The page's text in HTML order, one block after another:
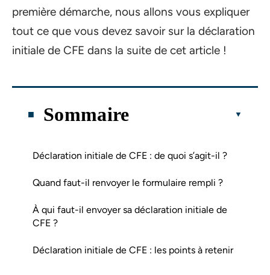
première démarche, nous allons vous expliquer
tout ce que vous devez savoir sur la déclaration
initiale de CFE dans la suite de cet article !
Sommaire
Déclaration initiale de CFE : de quoi s’agit-il ?
Quand faut-il renvoyer le formulaire rempli ?
À qui faut-il envoyer sa déclaration initiale de
CFE ?
Déclaration initiale de CFE : les points à retenir